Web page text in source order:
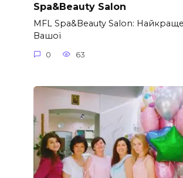
Spa&Beauty Salon
MFL Spa&Beauty Salon:
Вашої
0 63